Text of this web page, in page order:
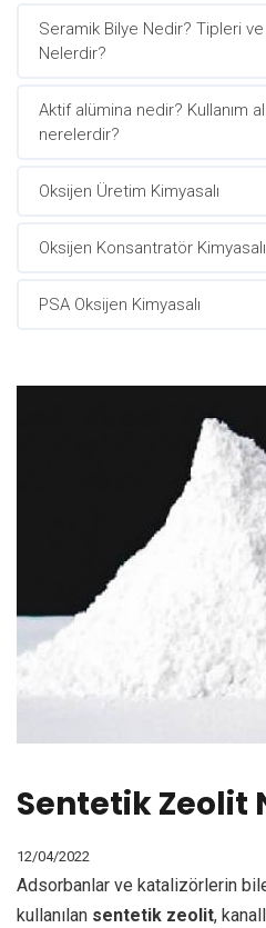
Seramik Bilye Nedir? Tipleri ve
Nelerdir?
Aktif alümina nedir? Kullanım
nerelerdir?
Oksijen Üretim Kimyasalı
Oksijen Konsantratör Kimyasalı
PSA Oksijen Kimyasalı
Sentetik Zeolit
12/04/2022
Adsorbanlar ve katalizörlerin
kullanılan sentetik zeolit,